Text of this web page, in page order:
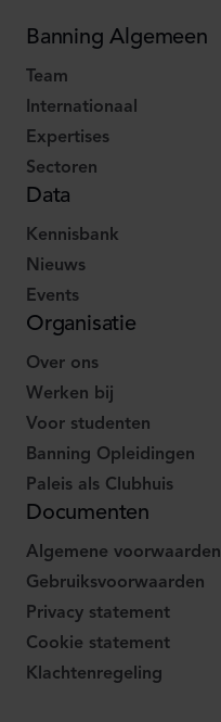
Banning Algemeen
Team
Internationaal
Expertises
Sectoren
Data
Kennisbank
Nieuws
Events
Organisatie
Over ons
Werken bij
Voor studenten
Banning Opleidingen
Paleis als Clubhuis
Documenten
Algemene voorwaarden
Gebruiksvoorwaarden
Privacy statement
Cookie statement
Klachtenregeling